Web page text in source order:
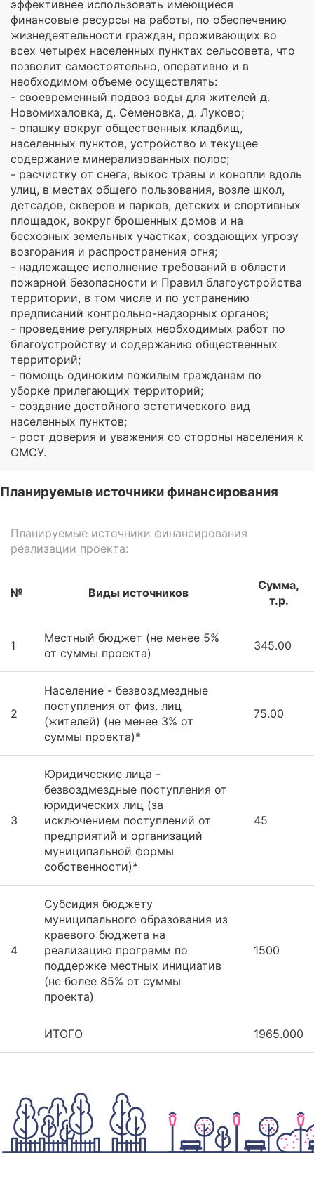
эффективнее использовать имеющиеся
финансовые ресурсы на работы, по обеспечению
жизнедеятельности граждан, проживающих во
всех четырех населенных пунктах сельсовета, что
позволит самостоятельно, оперативно и в
необходимом объеме осуществлять:
- своевременный подвоз воды для жителей д.
Новомихаловка, д. Семеновка, д. Луково;
- опашку вокруг общественных кладбищ,
населенных пунктов, устройство и текущее
содержание минерализованных полос;
- расчистку от снега, выкос травы и конопли вдоль
улиц, в местах общего пользования, возле школ,
детсадов, скверов и парков, детских и спортивных
площадок, вокруг брошенных домов и на
бесхозных земельных участках, создающих угрозу
возгорания и распространения огня;
- надлежащее исполнение требований в области
пожарной безопасности и Правил благоустройства
территории, в том числе и по устранению
предписаний контрольно-надзорных органов;
- проведение регулярных необходимых работ по
благоустройству и содержанию общественных
территорий;
- помощь одиноким пожилым гражданам по
уборке прилегающих территорий;
- создание достойного эстетического вид
населенных пунктов;
- рост доверия и уважения со стороны населения к
ОМСУ.
Планируемые источники финансирования
Планируемые источники финансирования
реализации проекта:
№ Виды источников
Сумма,
т.р.
1
Местный бюджет (не менее 5%
от суммы проекта)
345.00
2
Население - безвоздмездные
поступления от физ. лиц
(жителей) (не менее 3% от
суммы проекта)*
75.00
3
Юридические лица -
безвоздмездные поступления от
юридических лиц (за
исключением поступлений от
предприятий и организаций
муниципальной формы
собственности)*
45
4
Субсидия бюджету
муниципального образования из
краевого бюджета на
реализацию программ по
поддержке местных инициатив
(не более 85% от суммы
проекта)
1500
ИТОГО 1965.000